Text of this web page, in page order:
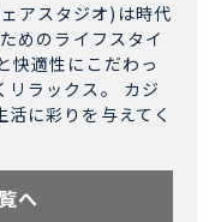
アスタジオ)は時代
めのライフスタイ
快適性にこだわっ
リラックス。 カジ
に彩りを与えてく
へ